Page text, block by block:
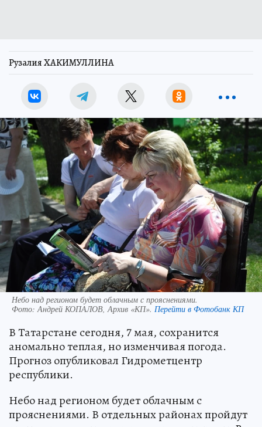
Рузалия ХАКИМУЛЛИНА
Небо над регионом будет облачным с прояснениями.
Фото:Андрей КОПАЛОВ, Архив «КП». Перейти в Фотобанк КП
В Татарстане сегодня, 7 мая, сохранится
аномально теплая, но изменчивая погода.
Прогноз опубликовал Гидрометцентр
республики.
Небо над регионом будет облачным с
прояснениями. В отдельных районах пройдут